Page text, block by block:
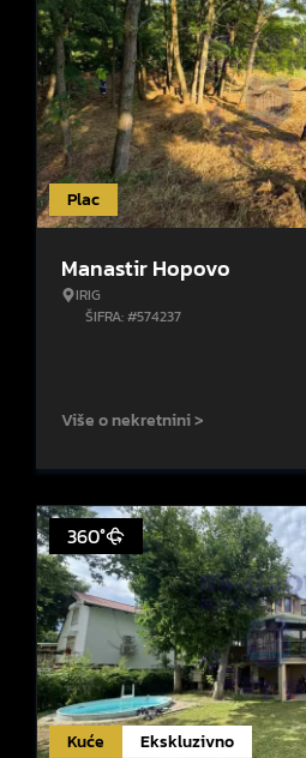
Plac
Manastir Hopovo
IRIG
ŠIFRA: #574237
Više o nekretnini >
Kuće Ekskluzivno
360°